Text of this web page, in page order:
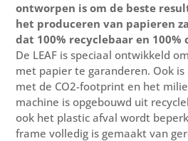
ontworpen is om de beste
het produceren van papieren
dat 100% recyclebaar en 100%
De LEAF is speciaal ontwikkeld
met papier te garanderen. Ook
met de CO2-footprint en het
machine is opgebouwd uit
ook het plastic afval wordt
frame volledig is gemaakt van